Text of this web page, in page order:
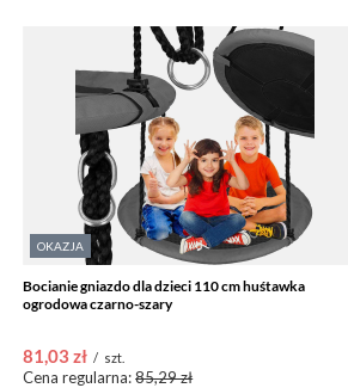
OKAZJA
Bocianie gniazdo dla dzieci 110 cm huśtawka
ogrodowa czarno-szary
81,03 zł / szt.
Cena regularna:85,29 zł